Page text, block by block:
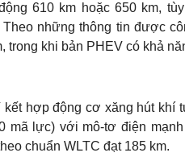
610 km hoặc 650 km,
Theo những thông tin được
trong khi bản PHEV có khả
hợp động cơ xăng hút khí
mã lực) với mô-tơ điện
chuẩn WLTC đạt 185 km.